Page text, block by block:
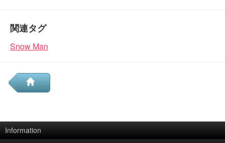
関連タグ
Snow Man
Information